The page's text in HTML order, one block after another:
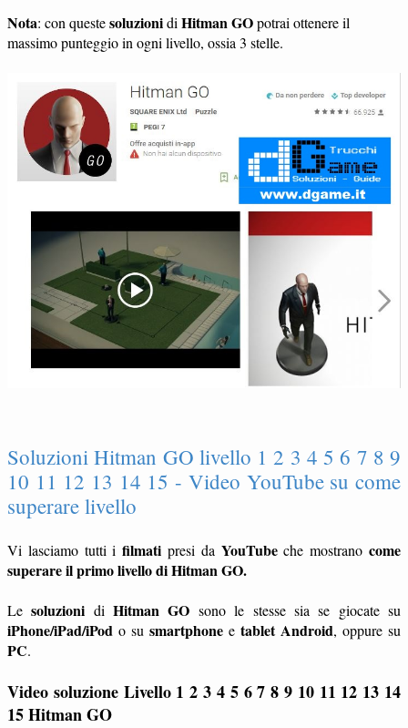
Nota: con questesoluzionidi Hitman GOpotrai ottenere il
massimo punteggio in ogni livello, ossia 3 stelle.
Soluzioni Hitman GO livello 1 2 3 4 5 6 7 8 9
10 11 12 13 14 15 - Video YouTube su come
superare livello
Vi lasciamo tutti ifilmati presi da YouTubeche mostranocome
superare il primo livello di Hitman GO.
Lesoluzioni diHitman GO sono le stesse sia se giocate su
iPhone/iPad/iPod o su smartphone e tablet Android, oppure su
PC.
Video soluzione Livello 1 2 3 4 5 6 7 8 9 10 11 12 13 14
15Hitman GO